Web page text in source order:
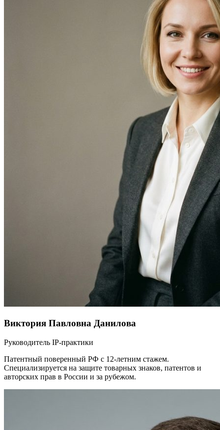
Виктория Павловна Данилова
Руководитель IP-практики
Патентный поверенный РФ с 12-летним стажем.
Специализируется на защите товарных знаков, патентов и
авторских прав в России и за рубежом.